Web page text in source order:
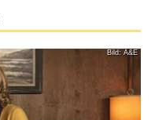
Bild: A&E